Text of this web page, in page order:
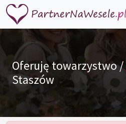
Oferuję towarzystwo /
Staszów